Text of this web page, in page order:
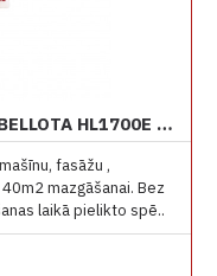
AUGSTSPIEDIENA MAZGĀTĀJS BELLOTA HL1700E 140 BAR
fasāžu ,
mazgāšanai. Bez
laikā pielikto spē..